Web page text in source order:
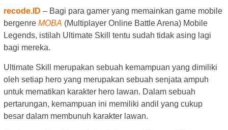
recode.ID – Bagi para gamer yang memainkan game mobile
bergenre MOBA (Multiplayer Online Battle Arena) Mobile
Legends, istilah Ultimate Skill tentu sudah tidak asing lagi
bagi mereka.
Ultimate Skill merupakan sebuah kemampuan yang dimiliki
oleh setiap hero yang merupakan sebuah senjata ampuh
untuk mematikan karakter hero lawan. Dalam sebuah
pertarungan, kemampuan ini memiliki andil yang cukup
besar dalam membunuh karakter lawan.